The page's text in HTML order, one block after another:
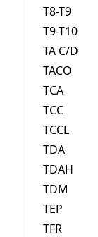
T8-T9
T9-T10
TA C/D
TACO
TCA
TCC
TCCL
TDA
TDAH
TDM
TEP
TFR